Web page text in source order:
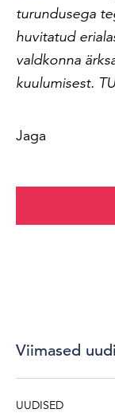
turundusega
huvitatud
valdkonna
kuulumisest.
Jaga
Viimased
UUDISED